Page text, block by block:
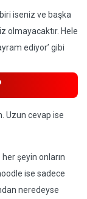
iseniz ve başka
olmayacaktır. Hele
ediyor’ gibi
Uzun cevap ise
şeyin onların
ise sadece
neredeyse